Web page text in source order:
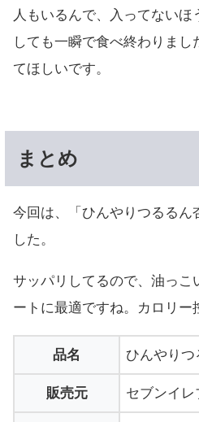
人もいるんで、入ってない
しても一瞬で食べ終わりまし
てほしいです。
まとめ
今回は、「ひんやりつるるん
した。
サッパリしてるので、油っこ
ートに最適ですね。カロリー
品名 ひんやりつ
販売元 セブンイレ